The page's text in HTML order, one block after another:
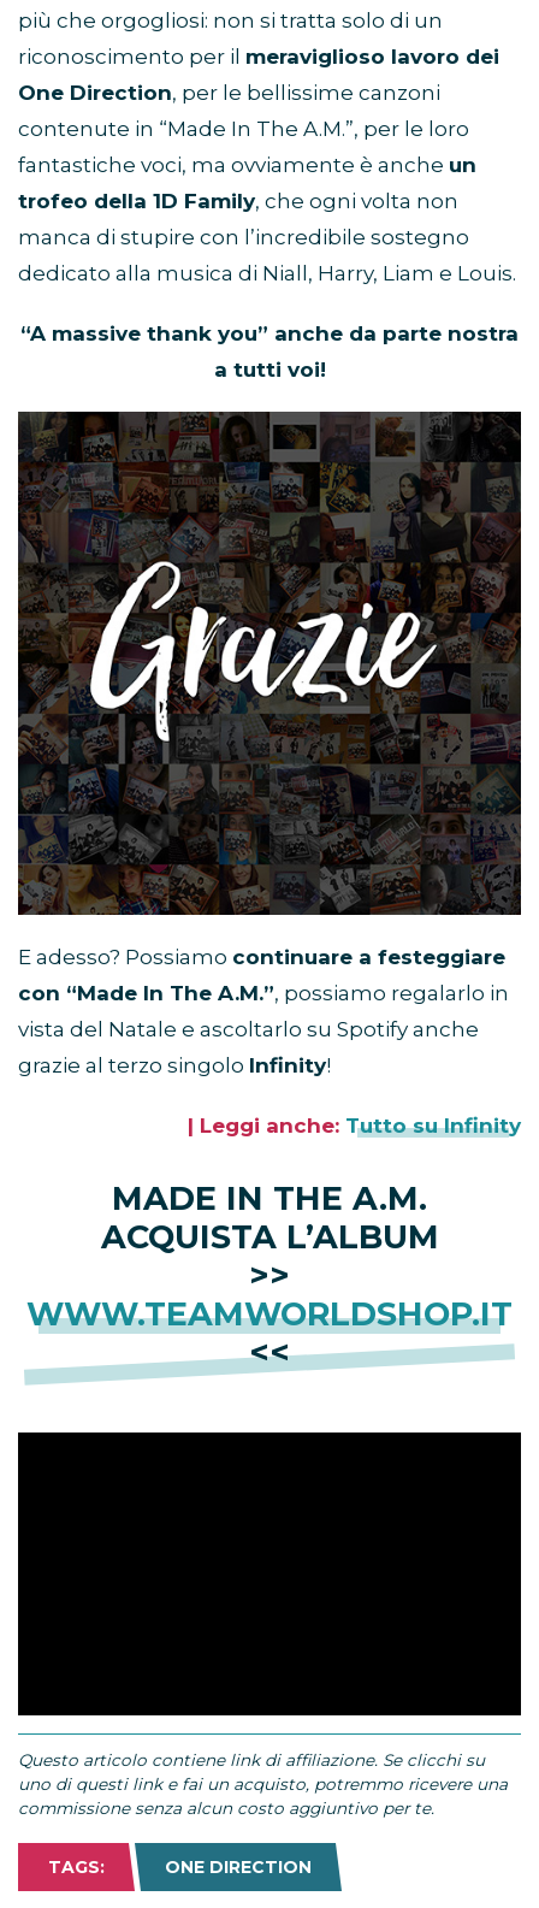
più che orgogliosi: non si tratta solo di un
riconoscimento per il meraviglioso lavoro dei
One Direction, per le bellissime canzoni
contenute in “Made In The A.M.”, per le loro
fantastiche voci, ma ovviamente è anche un
trofeo della 1D Family, che ogni volta non
manca di stupire con l’incredibile sostegno
dedicato alla musica di Niall, Harry, Liam e Louis.
“A massive thank you” anche da parte nostra
a tutti voi!
E adesso? Possiamo continuare a festeggiare
con “Made In The A.M.”, possiamo regalarlo in
vista del Natale e ascoltarlo su Spotify anche
grazie al terzo singolo Infinity!
| Leggi anche: Tutto su Infinity
MADE IN THE A.M.
ACQUISTA L’ALBUM
>>
WWW.TEAMWORLDSHOP.IT
<<
Questo articolo contiene link di affiliazione. Se clicchi su
uno di questi link e fai un acquisto, potremmo ricevere una
commissione senza alcun costo aggiuntivo per te.
TAGS: ONE DIRECTION